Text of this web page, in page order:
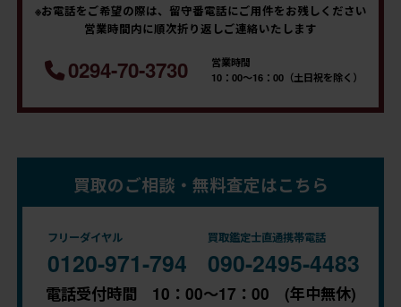
※お電話をご希望の際は、留守番電話にご用件をお残しください
営業時間内に順次折り返しご連絡いたします
0294-70-3730
営業時間
10：00～16：00（土日祝を除く）
買取のご相談・無料査定はこちら
フリーダイヤル
0120-971-794
買取鑑定士直通携帯電話
090-2495-4483
電話受付時間 10：00～17：00 (年中無休)